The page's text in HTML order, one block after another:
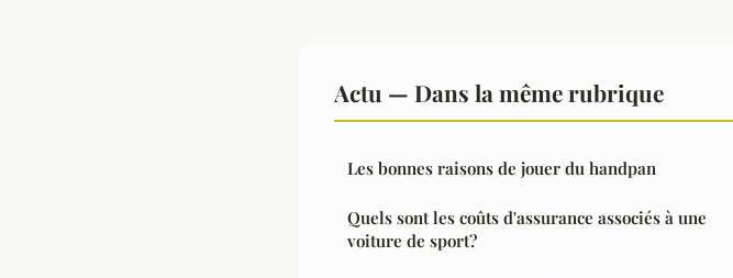
Actu — Dans la même rubrique
Les bonnes raisons de jouer du handpan
Quels sont les coûts d'assurance associés à une
voiture de sport?